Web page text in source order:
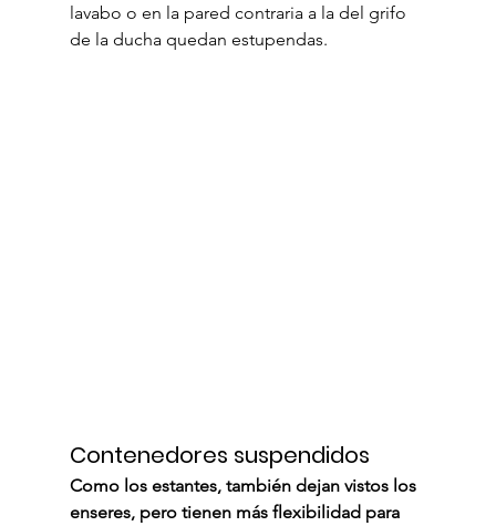
lavabo o en la pared contraria a la del grifo
de la ducha quedan estupendas.
Contenedores suspendidos
Como los estantes, también dejan vistos los
enseres, pero tienen más flexibilidad para